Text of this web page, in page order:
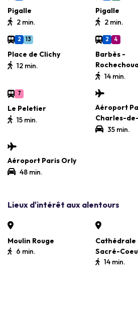
Pigalle
2 min.
Pigalle
2 min.
2 13
Place de Clichy
12 min.
2 4
Barbès -
14 min.
7
Le Peletier
15 min.
Aéroport
Charles-
35 min.
Aéroport Paris Orly
48 min.
Lieux d'intérêt aux alentours
Moulin Rouge
6 min.
Cathédrale
Sacré-
14 min.